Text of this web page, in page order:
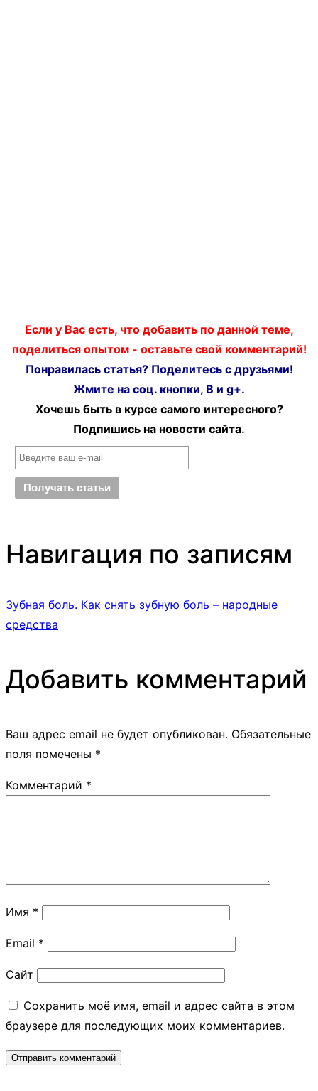
Если у Вас есть, что добавить по данной теме,
поделиться опытом - оставьте свой комментарий!
Понравилась статья? Поделитесь с друзьями!
Жмите на соц. кнопки, В и g+.
Хочешь быть в курсе самого интересного?
Подпишись на новости сайта.
Навигация по записям
Зубная боль. Как снять зубную боль – народные
средства
Добавить комментарий
Ваш адрес email не будет опубликован. Обязательные
поля помечены *
Комментарий *
Имя *
Email *
Сайт
Сохранить моё имя, email и адрес сайта в этом
браузере для последующих моих комментариев.